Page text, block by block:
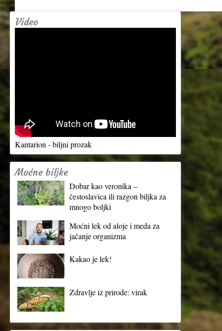
Video
Kantarion - biljni prozak
Moćne biljke
Dobar kao veronika –
čestoslavica ili razgon biljka za
mnogo boljki
Moćni lek od aloje i meda za
jačanje organizma
Kakao je lek!
Zdravlje iz prirode: virak